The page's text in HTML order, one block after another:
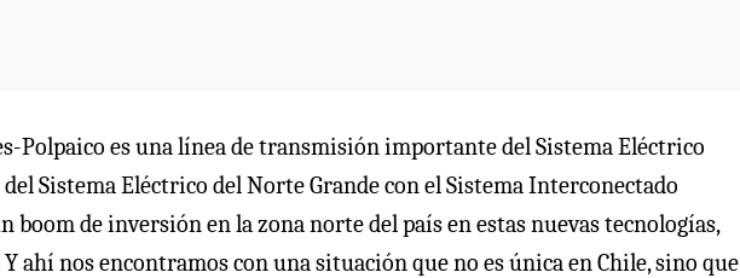
Polpaico es una línea de transmisión importante del Sistema Eléctrico
Sistema Eléctrico del Norte Grande con el Sistema Interconectado
boom de inversión en la zona norte del país en estas nuevas tecnologías,
ahí nos encontramos con una situación que no es única en Chile, sino que